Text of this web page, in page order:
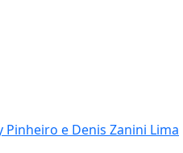
e Denis Zanini Lima